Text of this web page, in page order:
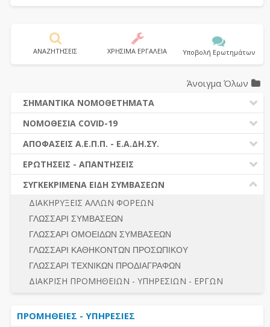
ΑΝΑΖΗΤΗΣΕΙΣ ΧΡΗΣΙΜΑ ΕΡΓΑΛΕΙΑ Υποβολή Ερωτημάτων
Άνοιγμα Όλων
ΣΗΜΑΝΤΙΚΑ ΝΟΜΟΘΕΤΗΜΑΤΑ
ΔΗΜΟΣΙΕΣ ΣΥΜΒΑΣΕΙΣ (Ν. 4412/2016)
ΔΗΜΟΤΙΚΟΣ ΚΩΔΙΚΑΣ (Ν.3463/2006)
ΚΑΛΛΙΚΡΑΤΗΣ (Ν.3852/2010)
ΝΟΜΟΘΕΣΙΑ - ΝΟΜΟΛΟΓΙΑ (ΣΥΝΟΛΟ)
ΝΟΜΟΘΕΣΙΑ COVID-19
ΝΟΜΟΘΕΣΙΑ - ΝΟΜΟΛΟΓΙΑ COVID -19
ΕΡΩΤΗΣΕΙΣ - ΑΠΑΝΤΗΣΕΙΣ
ΑΠΟΦΑΣΕΙΣ Α.Ε.Π.Π. - Ε.Α.ΔΗ.ΣΥ.
ΠΡΟΔΙΚΑΣΤΙΚΗ ΠΡΟΣΦΥΓΗ
ΓΕΝΙΚΟΙ ΚΑΝΟΝΕΣ
ΔΙΚΑΙΟΥΜΕΝΟΙ ΣΥΜΜΕΤΟΧΗΣ
ΠΡΟΣΦΟΡΕΣ – ΔΙΚΑΙΟΛΟΓΗΤΙΚΑ ΣΥΜΜΕΤΟΧΗΣ
ΔΙΕΞΑΓΩΓΗ ΔΙΑΔΙΚΑΣΙΑΣ
ΕΣΗΔΗΣ – ΚΗΜΔΗΣ
ΠΕΡΙΛΗΨΕΙΣ ΑΠΟΦΑΣΕΩΝ Α.Ε.Π.Π. - Ε.Α.ΔΗ.ΣΥ.
ΣΥΝΟΛΟ
ΕΡΩΤΗΣΕΙΣ - ΑΠΑΝΤΗΣΕΙΣ
Ν. 4782/2021 - ΤΡΟΠΟΠΟΙΗΣΗ 4412/2016
ΔΙΕΞΑΓΩΓΗ ΔΙΑΔΙΚΑΣΙΑΣ
ΔΙΑΔΙΚΑΣΙΕΣ ΑΝΑΘΕΣΗΣ
ΓΕΝΙΚΟΙ ΚΑΝΟΝΕΣ
ΠΡΟΕΤΟΙΜΑΣΙΑ - ΔΗΜΟΣΙΟΤΗΤΑ
ΛΟΓΟΙ ΑΠΟΚΛΕΙΣΜΟΥ-ΔΙΚΑΙΟΥΜΕΝΟΙ ΣΥΜΜΕΤΟΧΗΣ
ΠΡΟΣΦΟΡΕΣ - ΔΙΚΑΙΟΛΟΓΗΤΙΚΑ ΣΥΜΜΕΤΟΧΗΣ
ΕΚΤΕΛΕΣΗ ΕΡΓΩΝ - ΜΕΛΕΤΩΝ
ΣΥΓΚΕΚΡΙΜΕΝΑ ΕΙΔΗ ΣΥΜΒΑΣΕΩΝ
ΔΙΑΚΗΡΥΞΕΙΣ ΑΛΛΩΝ ΦΟΡΕΩΝ
ΓΛΩΣΣΑΡΙ ΣΥΜΒΑΣΕΩΝ
ΓΛΩΣΣΑΡΙ ΟΜΟΕΙΔΩΝ ΣΥΜΒΑΣΕΩΝ
ΓΛΩΣΣΑΡΙ ΚΑΘΗΚΟΝΤΩΝ ΠΡΟΣΩΠΙΚΟΥ
ΓΛΩΣΣΑΡΙ ΤΕΧΝΙΚΩΝ ΠΡΟΔΙΑΓΡΑΦΩΝ
ΔΙΑΚΡΙΣΗ ΠΡΟΜΗΘΕΙΩΝ - ΥΠΗΡΕΣΙΩΝ - ΕΡΓΩΝ
ΠΡΟΜΗΘΕΙΕΣ - ΥΠΗΡΕΣΙΕΣ